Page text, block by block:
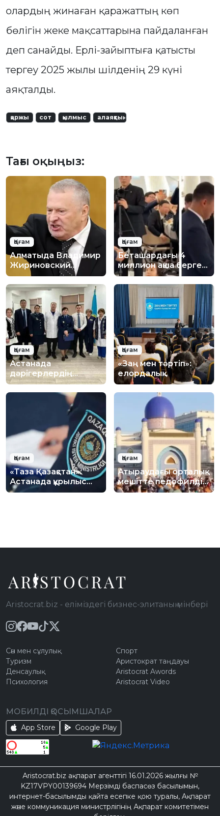
олардың жинаған қаражаттың көп
бөлігін жеке мақсаттарына пайдаланған
деп санайды. Ерлі-зайыптыға қатысты
тергеу 2025 жылы шілденің 29 күні
аяқталды.
қаржы сот қылмыс алаяқтық
Тағы оқыңыз:
Қоғам
Алматыда Владимир
Жириновский
құрметіне естелік
тақта орнату
ұсынылды
Қоғам
Беташардағы 4
миллион ақша берген
кәсіпкер кім?
Қоғам
Астанада
дәрігерлердің
қауіпсіздігі
күшейтілуде
Қоғам
«Заң мен тәртіп»:
елордалық
оқушыларға цифрлық
қауіпсіздік бойынша
лекция өтті
Қоғам
«Таза Қазақстан»:
Астанада құрылыс
қалдықтарын заңсыз
Қоғам
Атыраудағы орталық
мешітте педофилдің
жаназасы
Aristocrat.biz - еліміздегі бизнес-элитаның мінбері
Сән мен сұлулық
Туризм
Денсаулық
Психология
Спорт
Аристократ таңдауы
Aristocrat Awords
Aristocrat Video
МОБИЛДІ ҚОСЫМШАЛАР
App Store Google Play
Aristocrat.biz ақпарат агенттігі 16.01.2026 жылғы №
KZ17VPY00139694 Мерзімді баспасөз басылымын,
интернет-басылымды қайта есепке қою туралы, Ақпарат
және коммуникация министрлігінің Ақпарат комитетімен